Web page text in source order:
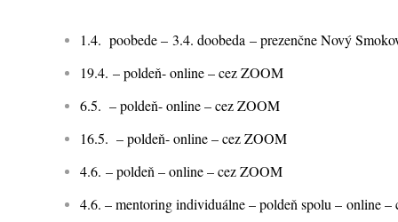
1.4. poobede – 3.4. doobeda – prezenčne Nový
19.4. – poldeň- online – cez ZOOM
6.5. – poldeň- online – cez ZOOM
16.5. – poldeň- online – cez ZOOM
4.6. – poldeň – online – cez ZOOM
4.6. – mentoring individuálne – poldeň spolu – online